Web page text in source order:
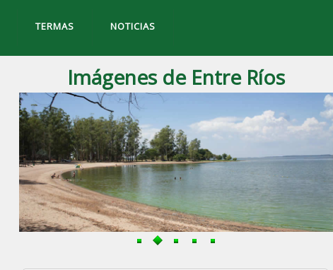
TERMAS NOTICIAS
Imágenes de Entre Ríos